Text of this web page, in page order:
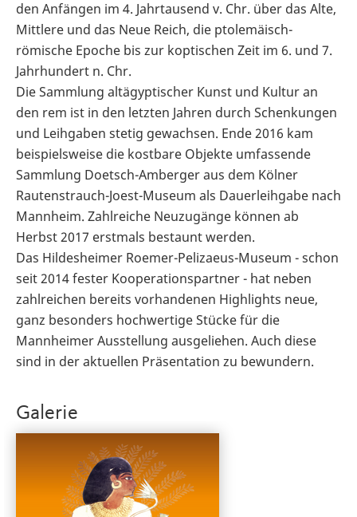
den Anfängen im 4. Jahrtausend v. Chr. über das Alte,
Mittlere und das Neue Reich, die ptolemäisch-
römische Epoche bis zur koptischen Zeit im 6. und 7.
Jahrhundert n. Chr.
Die Sammlung altägyptischer Kunst und Kultur an
den rem ist in den letzten Jahren durch Schenkungen
und Leihgaben stetig gewachsen. Ende 2016 kam
beispielsweise die kostbare Objekte umfassende
Sammlung Doetsch-Amberger aus dem Kölner
Rautenstrauch-Joest-Museum als Dauerleihgabe nach
Mannheim. Zahlreiche Neuzugänge können ab
Herbst 2017 erstmals bestaunt werden.
Das Hildesheimer Roemer-Pelizaeus-Museum - schon
seit 2014 fester Kooperationspartner - hat neben
zahlreichen bereits vorhandenen Highlights neue,
ganz besonders hochwertige Stücke für die
Mannheimer Ausstellung ausgeliehen. Auch diese
sind in der aktuellen Präsentation zu bewundern.
Galerie